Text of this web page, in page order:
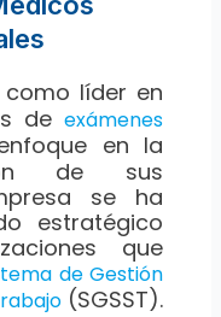
líder en
deexámenes
en la
de sus
se ha
estratégico
que
de Gestión
(SGSST).